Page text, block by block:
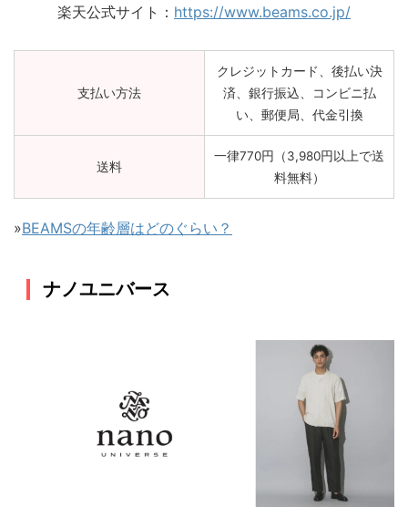
楽天公式サイト： https://www.beams.co.jp/
支払い方法
クレジットカード、後払い決
済、銀行振込、コンビニ払
い、郵便局、代金引換
送料
一律770円（3,980円以上で送
料無料）
»BEAMSの年齢層はどのぐらい？
ナノユニバース